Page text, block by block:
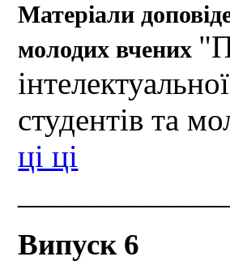
Матеріали
молодих вчених
студентів та
ці ці
Випуск 6